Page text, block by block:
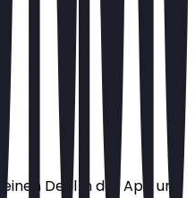
Deal in der App und